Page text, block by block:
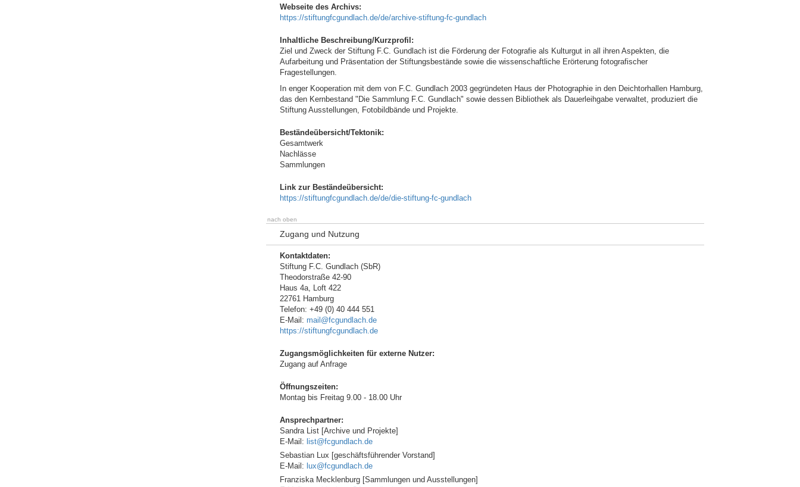
Webseite des Archivs:
https://stiftungfcgundlach.de/de/archive-stiftung-fc-gundlach
Inhaltliche Beschreibung/Kurzprofil:
Ziel und Zweck der Stiftung F.C. Gundlach ist die Förderung der Fotografie als Kulturgut in all ihren Aspekten, die
Aufarbeitung und Präsentation der Stiftungsbestände sowie die wissenschaftliche Erörterung fotografischer
Fragestellungen.
In enger Kooperation mit dem von F.C. Gundlach 2003 gegründeten Haus der Photographie in den Deichtorhallen Hamburg,
das den Kernbestand "Die Sammlung F.C. Gundlach" sowie dessen Bibliothek als Dauerleihgabe verwaltet, produziert die
Stiftung Ausstellungen, Fotobildbände und Projekte.
Beständeübersicht/Tektonik:
Gesamtwerk
Nachlässe
Sammlungen
Link zur Beständeübersicht:
https://stiftungfcgundlach.de/de/die-stiftung-fc-gundlach
nach oben
Zugang und Nutzung
Kontaktdaten:
Stiftung F.C. Gundlach (SbR)
Theodorstraße 42-90
Haus 4a, Loft 422
22761 Hamburg
Telefon: +49 (0) 40 444 551
E-Mail: mail@fcgundlach.de
https://stiftungfcgundlach.de
Zugangsmöglichkeiten für externe Nutzer:
Zugang auf Anfrage
Öffnungszeiten:
Montag bis Freitag 9.00 - 18.00 Uhr
Ansprechpartner:
Sandra List [Archive und Projekte]
E-Mail: list@fcgundlach.de
Sebastian Lux [geschäftsführender Vorstand]
E-Mail: lux@fcgundlach.de
Franziska Mecklenburg [Sammlungen und Ausstellungen]